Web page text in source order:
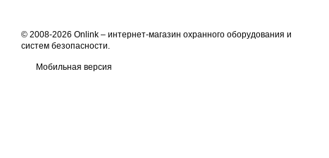
© 2008-2026 Onlink – интернет-магазин охранного оборудования и
систем безопасности.
Мобильная версия